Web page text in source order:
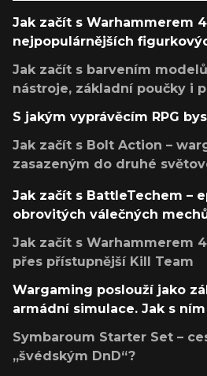
Jak začít s Warhammerem
nejpopulárnějších
Jak začít s barvením
nástroje, základní poučky i
S jakým vyprávěcím RPG
Jak začít s Bolt Action –
zasazeným do druhé
Jak začít s BattleTechem –
obrovitých válečných
Jak začít s Warhammerem
přes přístupnější Kill Team
Wargaming poslouží jako
armádní simulace. Jak s
Symbaroum Starter Set –
„švédským DnD“?